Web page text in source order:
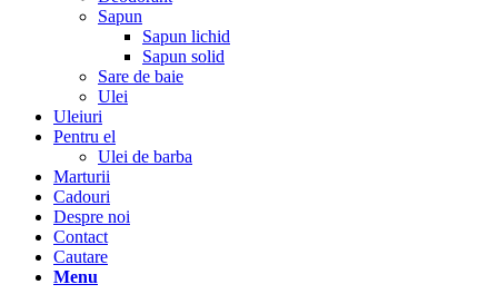
Sapun
Sapun lichid
Sapun solid
Sare de baie
Ulei
Uleiuri
Pentru el
Ulei de barba
Marturii
Cadouri
Despre noi
Contact
Cautare
Menu